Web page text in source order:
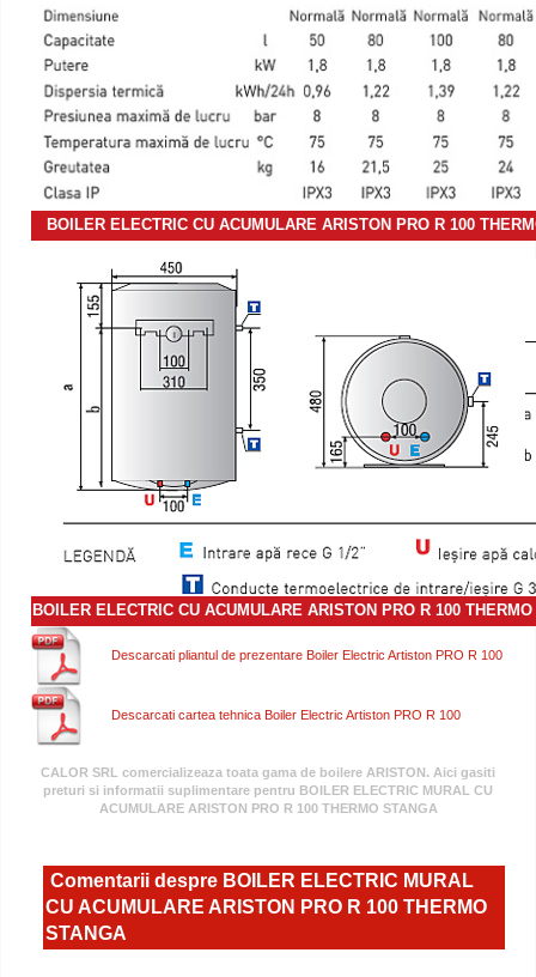
BOILER ELECTRIC CU ACUMULARE ARISTON PRO R 100
BOILER ELECTRIC CU ACUMULARE ARISTON PRO R 100
Descarcati pliantul de prezentare Boiler Electric Artiston PRO R 100
Descarcati cartea tehnica Boiler Electric Artiston PRO R 100
CALOR SRL comercializeaza toata gama de boilere ARISTON. Aici gasiti
preturi si informatii suplimentare pentru BOILER ELECTRIC MURAL CU
ACUMULARE ARISTON PRO R 100 THERMO STANGA
Comentarii despre BOILER ELECTRIC MURAL
CU ACUMULARE ARISTON PRO R 100 THERMO
STANGA